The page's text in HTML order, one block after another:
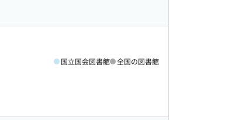
国立国会図書館 全国の図書館